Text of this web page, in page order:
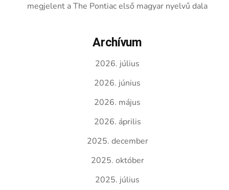
megjelent a The Pontiac első magyar nyelvű dala
Archívum
2026. július
2026. június
2026. május
2026. április
2025. december
2025. október
2025. július